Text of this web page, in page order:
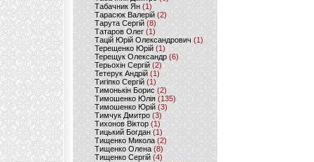
Табачник Ян(1)
Тарасюк Валерій (2)
Тарута Сергій (8)
Татаров Олег(1)
Тацій Юрій Олександрович(1)
Терещенко Юрій(1)
Терещук Олександр(6)
Терьохін Сергій (2)
Тетерук Андрій (1)
Тигіпко Сергій(1)
Тимонькін Борис (2)
Тимошенко Юлія (135)
Тимошенко Юрій(3)
Тимчук Дмитро (3)
Тихонов Віктор (1)
Тицький Богдан (1)
Тищенко Микола (2)
Тищенко Олена (8)
Тищенко Сергій (4)